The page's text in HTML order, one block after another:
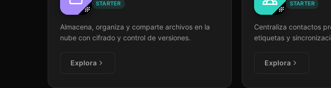
STARTER
Almacena, organiza y comparte archivos en la
nube con cifrado y control de versiones.
Explora
STARTER
Centraliza contactos
etiquetas y
Explora